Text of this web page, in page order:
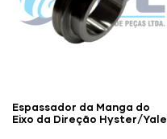
Espassador da Manga do
Eixo da Direção Hyster/Yale